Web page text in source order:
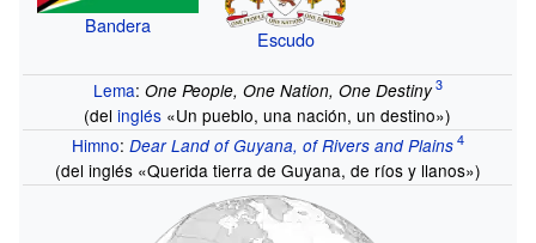
Bandera
Escudo
Lema: One People, One Nation, One Destiny
(delinglés «Un pueblo, una nación, un destino»)
Himno: Dear Land of Guyana, of Rivers and Plains
(del inglés «Querida tierra de Guyana, de ríos y llanos»)